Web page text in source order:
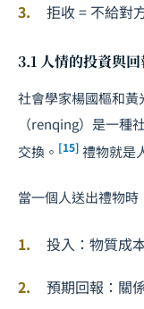
拒收 = 不給對
3.1 人情的投資與
社會學家楊國樞和黃
（renqing）是一
交換。 [15] 禮物就是
當一個人送出禮物時
投入：物質成
預期回報：關